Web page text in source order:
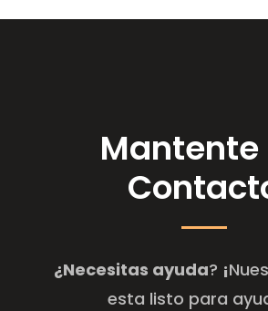
Mantente
¿Necesitas ayuda? ¡
esta listo para